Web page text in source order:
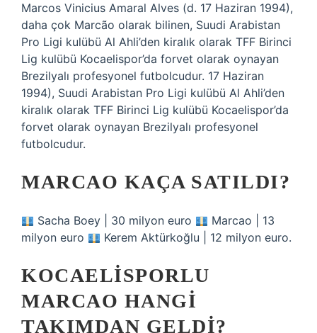
Marcos Vinicius Amaral Alves (d. 17 Haziran 1994),
daha çok Marcão olarak bilinen, Suudi Arabistan
Pro Ligi kulübü Al Ahli’den kiralık olarak TFF Birinci
Lig kulübü Kocaelispor’da forvet olarak oynayan
Brezilyalı profesyonel futbolcudur. 17 Haziran
1994), Suudi Arabistan Pro Ligi kulübü Al Ahli’den
kiralık olarak TFF Birinci Lig kulübü Kocaelispor’da
forvet olarak oynayan Brezilyalı profesyonel
futbolcudur.
MARCAO KAÇA SATILDI?
Sacha Boey | 30 milyon euro
Marcao | 13
milyon euro
Kerem Aktürkoğlu | 12 milyon euro.
KOCAELISPORLU
MARCAO HANGI
TAKIMDAN GELDI?